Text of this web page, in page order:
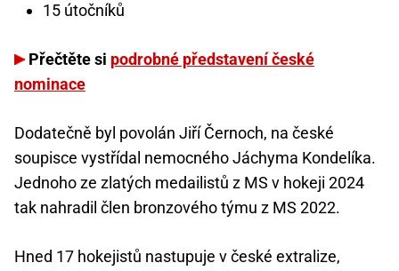
15 útočníků
Přečtěte si podrobné představení české
nominace
Dodatečně byl povolán Jiří Černoch, na české
soupisce vystřídal nemocného Jáchyma Kondelíka.
Jednoho ze zlatých medailistů z MS v hokeji 2024
tak nahradil člen bronzového týmu z MS 2022.
Hned 17 hokejistů nastupuje v české extralize,